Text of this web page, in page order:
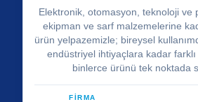
Elektronik, otomasyon, teknoloji ve
ekipman ve sarf malzemelerine
ürün yelpazemizle; bireysel
endüstriyel ihtiyaçlara kadar
binlerce ürünü tek noktada
FİRMA